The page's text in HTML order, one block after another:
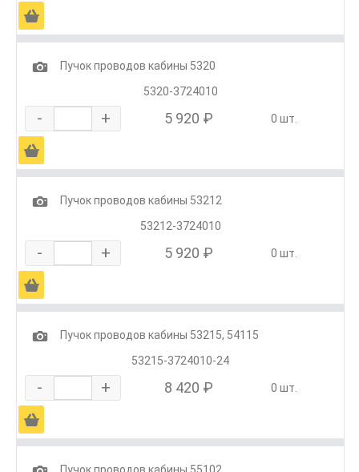
Ä
1
Пучок проводов кабины 5320
5320-3724010
- + 5 920 ₽ 0 шт.
Ä
1
Пучок проводов кабины 53212
53212-3724010
- + 5 920 ₽ 0 шт.
Ä
1
Пучок проводов кабины 53215, 54115
53215-3724010-24
- + 8 420 ₽ 0 шт.
Ä